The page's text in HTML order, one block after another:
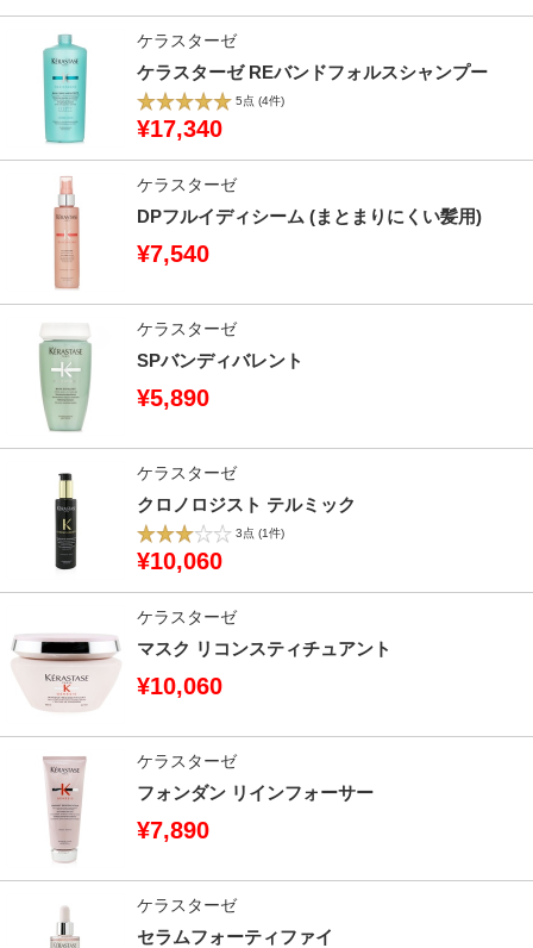
ケラスターゼ
ケラスターゼ REバンドフォルスシャンプー
5点 (4件)
¥17,340
ケラスターゼ
DPフルイディシーム (まとまりにくい髪用)
¥7,540
ケラスターゼ
SPバンディバレント
¥5,890
ケラスターゼ
クロノロジスト テルミック
3点 (1件)
¥10,060
ケラスターゼ
マスク リコンスティチュアント
¥10,060
ケラスターゼ
フォンダン リインフォーサー
¥7,890
ケラスターゼ
セラムフォーティファイ